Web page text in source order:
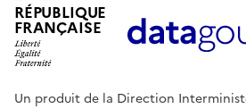
RÉPUBLIQUE
FRANÇAISE
Un produit de la Direction